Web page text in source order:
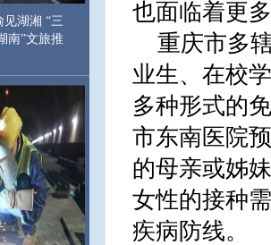
见湖湘 “三
南”文旅推
也面临着更
重庆市多
业生、在校
多种形式的
市东南医院
的母亲或姊
女性的接种
疾病防线。